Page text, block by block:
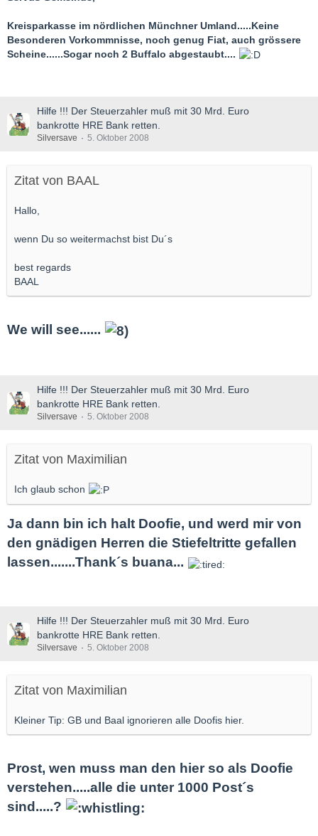
Kreisparkasse im nördlichen Münchner Umland.....Keine
Besonderen Vorkommnisse, noch genug Fiat, auch grössere
Scheine......Sogar noch 2 Buffalo abgestaubt....
Hilfe !!! Der Steuerzahler muß mit 30 Mrd. Euro
bankrotte HRE Bank retten.
Silversave 5. Oktober 2008
Zitat von BAAL
Hallo,
wenn Du so weitermachst bist Du´s
best regards
BAAL
We will see......
Hilfe !!! Der Steuerzahler muß mit 30 Mrd. Euro
bankrotte HRE Bank retten.
Silversave 5. Oktober 2008
Zitat von Maximilian
Ich glaub schon
Ja dann bin ich halt Doofie, und werd mir von
den gnädigen Herren die Stiefeltritte gefallen
lassen.......Thank´s buana...
Hilfe !!! Der Steuerzahler muß mit 30 Mrd. Euro
bankrotte HRE Bank retten.
Silversave 5. Oktober 2008
Zitat von Maximilian
Kleiner Tip: GB und Baal ignorieren alle Doofis hier.
Prost, wen muss man den hier so als Doofie
verstehen.....alle die unter 1000 Post´s
sind.....?